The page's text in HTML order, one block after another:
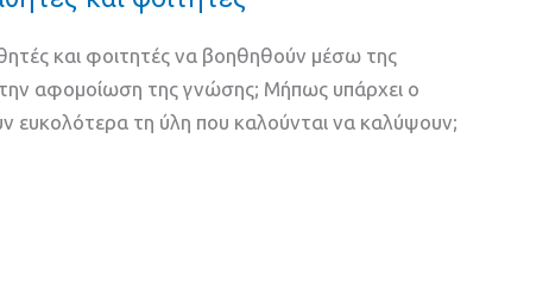
και φοιτητές να βοηθηθούν μέσω της
αφομοίωση της γνώσης; Μήπως υπάρχει ο
ευκολότερα τη ύλη που καλούνται να καλύψουν;